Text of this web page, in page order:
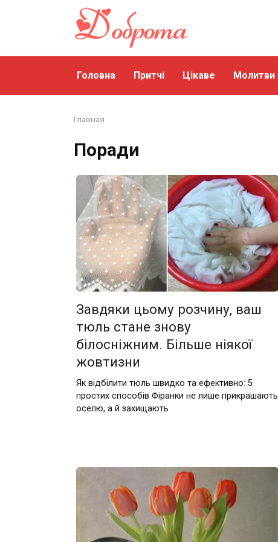
Головна Притчі Цікаве Молитви
Главная
Поради
Завдяки цьому розчину, ваш
тюль стане знову
білосніжним. Більше ніякої
жовтизни
Як відбілити тюль швидко та ефективно: 5
простих способів Фіранки не лише прикрашають
оселю, а й захищають